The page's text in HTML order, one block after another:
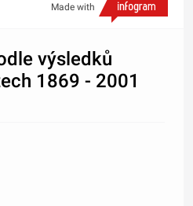
Made with
výsledků
1869 - 2001